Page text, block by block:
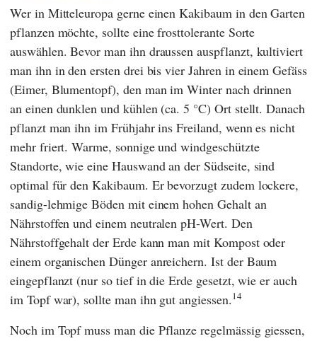
Wer in Mitteleuropa gerne einen Kakibaum in den Garten
pflanzen möchte, sollte eine frosttolerante Sorte
auswählen. Bevor man ihn draussen auspflanzt, kultiviert
man ihn in den ersten drei bis vier Jahren in einem Gefäss
(Eimer, Blumentopf), den man im Winter nach drinnen
an einen dunklen und kühlen (ca. 5 °C) Ort stellt. Danach
pflanzt man ihn im Frühjahr ins Freiland, wenn es nicht
mehr friert. Warme, sonnige und windgeschützte
Standorte, wie eine Hauswand an der Südseite, sind
optimal für den Kakibaum. Er bevorzugt zudem lockere,
sandig-lehmige Böden mit einem hohen Gehalt an
Nährstoffen und einem neutralen pH-Wert. Den
Nährstoffgehalt der Erde kann man mit Kompost oder
einem organischen Dünger anreichern. Ist der Baum
eingepflanzt (nur so tief in die Erde gesetzt, wie er auch
im Topf war), sollte man ihn gut angiessen.14
Noch im Topf muss man die Pflanze regelmässig giessen,